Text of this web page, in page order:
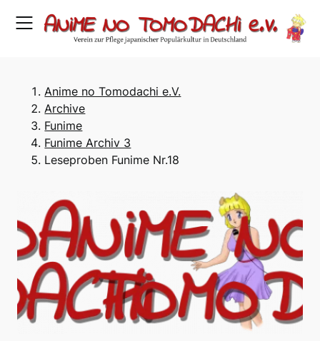
Anime no Tomodachi e.V.
Archive
Funime
Funime Archiv 3
Leseproben Funime Nr.18